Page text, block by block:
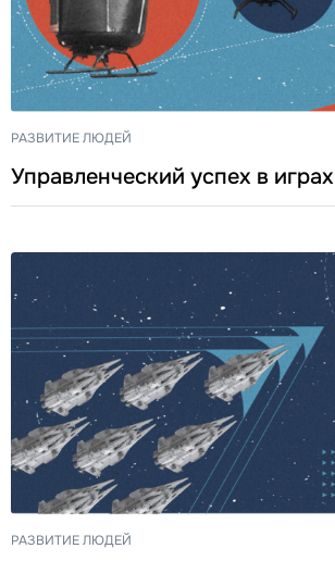
РАЗВИТИЕ ЛЮДЕЙ
Управленческий успех в играх
РАЗВИТИЕ ЛЮДЕЙ